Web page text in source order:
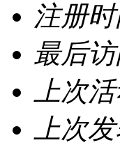
注册
最后
上次
上次